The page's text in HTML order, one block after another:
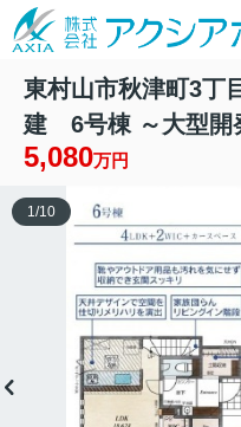
東村山市秋津町3
建 6号棟 ～大型開
5,080万円
1/10